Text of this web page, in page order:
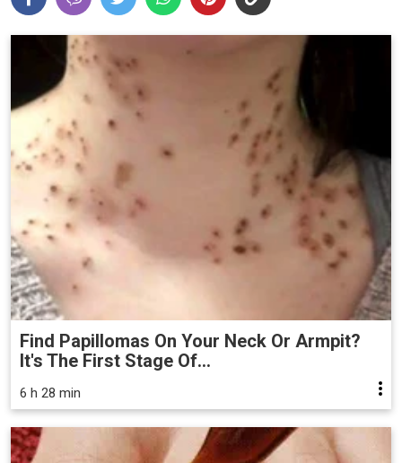
Find Papillomas On Your Neck Or Armpit?
It's The First Stage Of...
6 h 28 min